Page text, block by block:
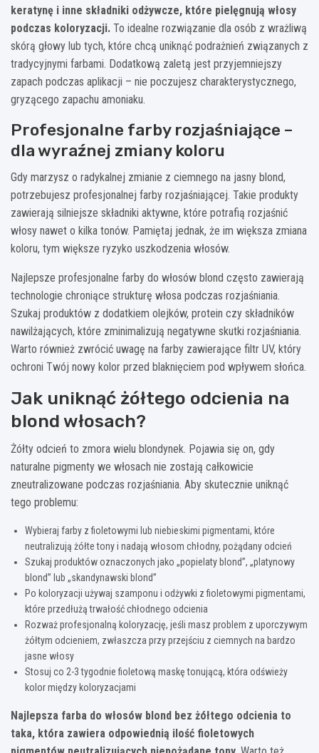
keratynę i inne składniki odżywcze, które pielęgnują włosy
podczas koloryzacji. To idealne rozwiązanie dla osób z wrażliwą
skórą głowy lub tych, które chcą uniknąć podrażnień związanych z
tradycyjnymi farbami. Dodatkową zaletą jest przyjemniejszy
zapach podczas aplikacji – nie poczujesz charakterystycznego,
gryzącego zapachu amoniaku.
Profesjonalne farby rozjaśniające –
dla wyraźnej zmiany koloru
Gdy marzysz o radykalnej zmianie z ciemnego na jasny blond,
potrzebujesz profesjonalnej farby rozjaśniającej. Takie produkty
zawierają silniejsze składniki aktywne, które potrafią rozjaśnić
włosy nawet o kilka tonów. Pamiętaj jednak, że im większa zmiana
koloru, tym większe ryzyko uszkodzenia włosów.
Najlepsze profesjonalne farby do włosów blond często zawierają
technologie chroniące strukturę włosa podczas rozjaśniania.
Szukaj produktów z dodatkiem olejków, protein czy składników
nawilżających, które zminimalizują negatywne skutki rozjaśniania.
Warto również zwrócić uwagę na farby zawierające filtr UV, który
ochroni Twój nowy kolor przed blaknięciem pod wpływem słońca.
Jak uniknąć żółtego odcienia na
blond włosach?
Żółty odcień to zmora wielu blondynek. Pojawia się on, gdy
naturalne pigmenty we włosach nie zostają całkowicie
zneutralizowane podczas rozjaśniania. Aby skutecznie uniknąć
tego problemu:
Wybieraj farby z fioletowymi lub niebieskimi pigmentami, które
neutralizują żółte tony i nadają włosom chłodny, pożądany odcień
Szukaj produktów oznaczonych jako „popielaty blond”, „platynowy
blond” lub „skandynawski blond”
Po koloryzacji używaj szamponu i odżywki z fioletowymi pigmentami,
które przedłużą trwałość chłodnego odcienia
Rozważ profesjonalną koloryzację, jeśli masz problem z uporczywym
żółtym odcieniem, zwłaszcza przy przejściu z ciemnych na bardzo
jasne włosy
Stosuj co 2-3 tygodnie fioletową maskę tonującą, która odświeży
kolor między koloryzacjami
Najlepsza farba do włosów blond bez żółtego odcienia to
taka, która zawiera odpowiednią ilość fioletowych